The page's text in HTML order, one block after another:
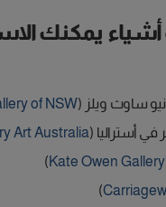
يمكنك
ساوث ويلز (of NSW
أستراليا (Art Australia
Kate Owen Gallery
)
)